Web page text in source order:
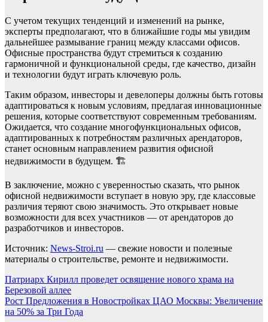
С учетом текущих тенденций и изменений на рынке,
эксперты предполагают, что в ближайшие годы мы увидим
дальнейшее размывание границ между классами офисов.
Офисные пространства будут стремиться к созданию
гармоничной и функциональной среды, где качество, дизайн
и технологии будут играть ключевую роль.
Таким образом, инвесторы и девелоперы должны быть готовы
адаптироваться к новым условиям, предлагая инновационные
решения, которые соответствуют современным требованиям.
Ожидается, что создание многофункциональных офисов,
адаптированных к потребностям различных арендаторов,
станет основным направлением развития офисной
недвижимости в будущем. 🏗️
В заключение, можно с уверенностью сказать, что рынок
офисной недвижимости вступает в новую эру, где классовые
различия теряют свою значимость. Это открывает новые
возможности для всех участников — от арендаторов до
разработчиков и инвесторов.
Источник: News-Stroi.ru — свежие новости и полезные
материалы о строительстве, ремонте и недвижимости.
Навигация
по
записям
Патриарх Кирилл проведет освящение нового храма на
Березовой аллее
Рост Предложения в Новостройках ЦАО Москвы: Увеличение
на 50% за Три Года